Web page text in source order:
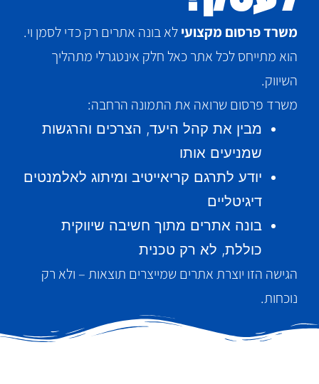
משרד פרסום מקצועילא בונה אתרים רק כדי לסמן וי.
הוא מתייחס לכל אתר כאל חלק אינטגרלי מתהליך
השיווק.
משרד פרסום שרואה את התמונה הרחבה:
מבין את קהל היעד, הצרכים והרגשות
שמניעים אותו
יודע לתרגם קריאייטיב ומיתוג לאלמנטים
דיגיטליים
בונה אתרים מתוך חשיבה שיווקית
כוללת, לא רק טכנית
הגישה הזו יוצרת אתרים שמייצרים תוצאות – ולא רק
נוכחות.